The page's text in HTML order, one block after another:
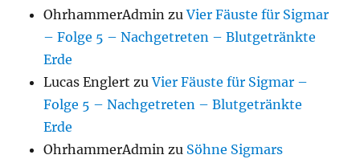
OhrhammerAdmin zuVier Fäuste für Sigmar
– Folge 5 – Nachgetreten – Blutgetränkte
Erde
Lucas Englert zuVier Fäuste für Sigmar –
Folge 5 – Nachgetreten – Blutgetränkte
Erde
OhrhammerAdmin zu Söhne Sigmars